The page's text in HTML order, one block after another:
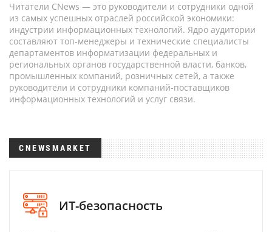
Читатели CNews — это руководители и сотрудники одной
из самых успешных отраслей российской экономики:
индустрии информационных технологий. Ядро аудитории
составляют топ-менеджеры и технические специалисты
департаментов информатизации федеральных и
региональных органов государственной власти, банков,
промышленных компаний, розничных сетей, а также
руководители и сотрудники компаний-поставщиков
информационных технологий и услуг связи.
CNEWSMARKET
ИТ-безопасность